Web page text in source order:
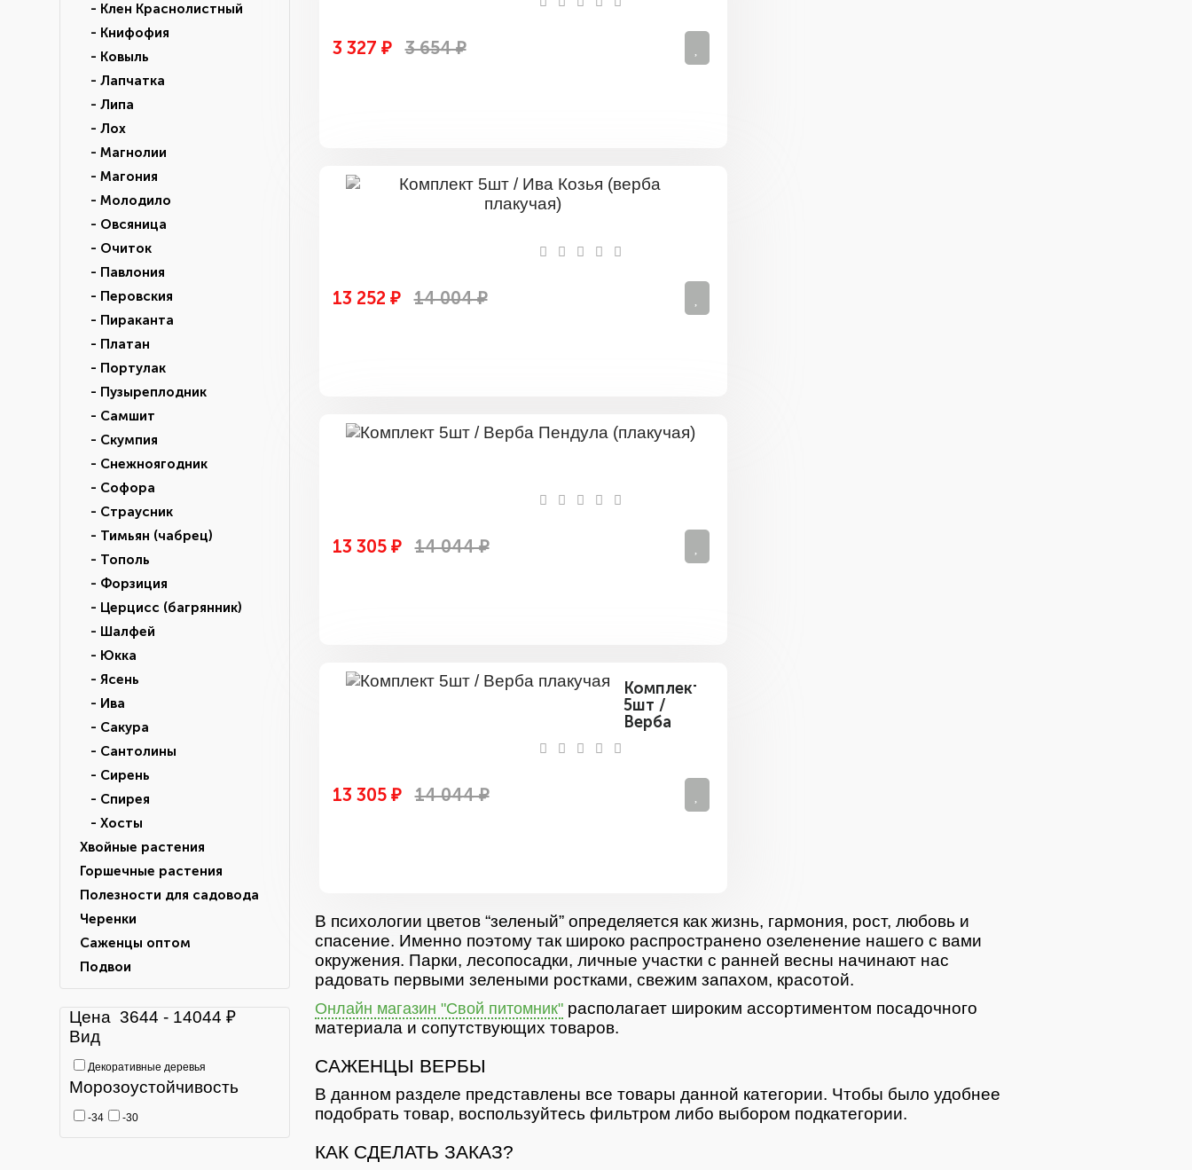
- Клен Краснолистный
- Книфофия
- Ковыль
- Лапчатка
- Липа
- Лох
- Магнолии
- Магония
- Молодило
- Овсяница
- Очиток
- Павлония
- Перовския
- Пираканта
- Платан
- Портулак
- Пузыреплодник
- Самшит
- Скумпия
- Снежноягодник
- Софора
- Страусник
- Тимьян (чабрец)
- Тополь
- Форзиция
- Церцисс (багрянник)
- Шалфей
- Юкка
- Ясень
- Ива
- Сакура
- Сантолины
- Сирень
- Спирея
- Хосты
Хвойные растения
Горшечные растения
Полезности для садовода
Черенки
Саженцы оптом
Подвои
Цена 3644 - 14044 ₽
Вид
Декоративные деревья
Морозоустойчивость
-34 -30
3 327 ₽ 3 654 ₽
13 252 ₽ 14 004 ₽
13 305 ₽ 14 044 ₽
Комплект
5шт /
Верба
13 305 ₽ 14 044 ₽
В психологии цветов “зеленый” определяется как жизнь, гармония, рост, любовь и
спасение. Именно поэтому так широко распространено озеленение нашего с вами
окружения. Парки, лесопосадки, личные участки с ранней весны начинают нас
радовать первыми зелеными ростками, свежим запахом, красотой.
Онлайн магазин "Свой питомник"располагает широким ассортиментом посадочного
материала и сопутствующих товаров.
САЖЕНЦЫ ВЕРБЫ
В данном разделе представлены все товары данной категории. Чтобы было удобнее
подобрать товар, воспользуйтесь фильтром либо выбором подкатегории.
КАК СДЕЛАТЬ ЗАКАЗ?